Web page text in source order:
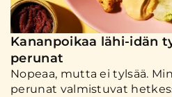
Kananpoikaa lähi-idän
perunat
Nopeaa, mutta ei tylsää.
perunat valmistuvat